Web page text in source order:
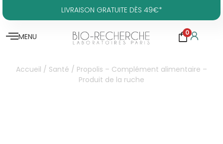
LIVRAISON GRATUITE DÈS 49€*
MENU 0
Accueil / Santé / Propolis – Complément alimentaire –
Produit de la ruche